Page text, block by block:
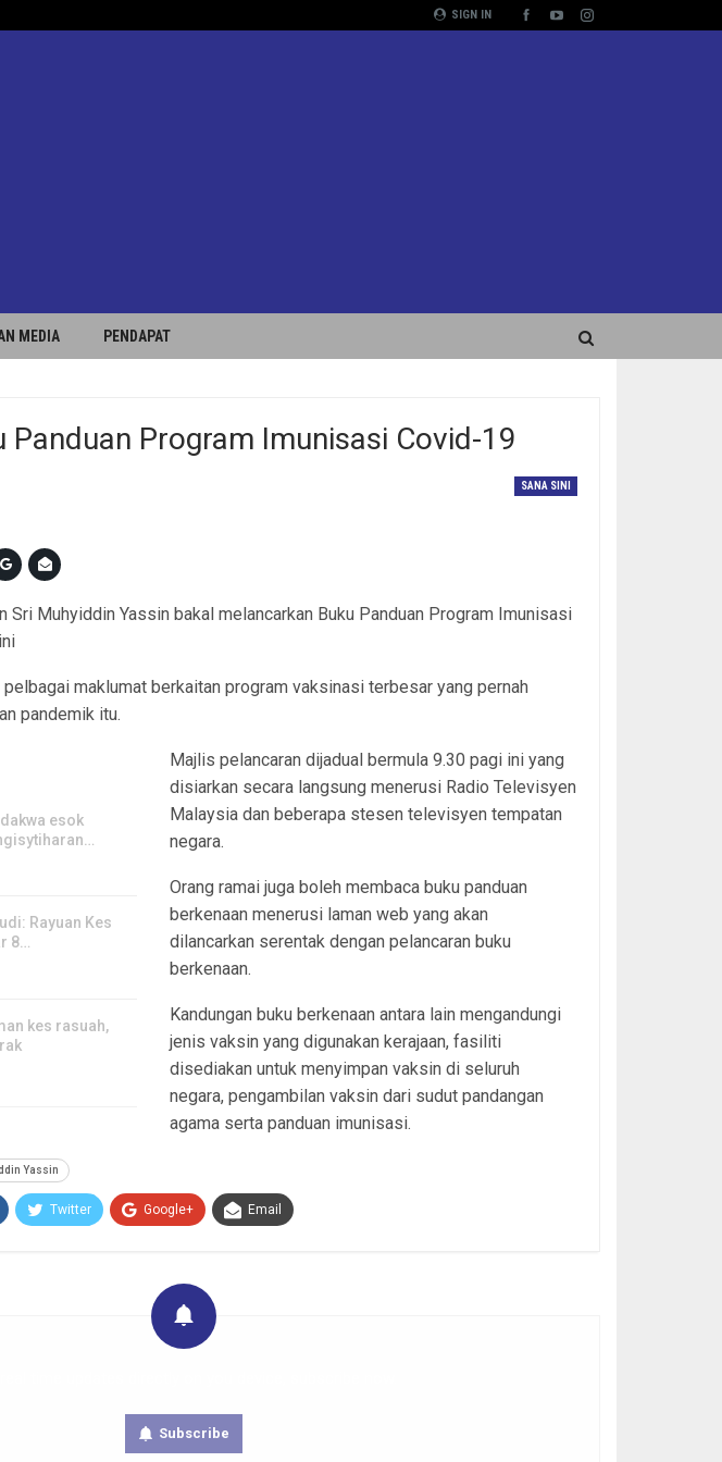
SIGN IN
MEDIA PENDAPAT
Panduan Program Imunisasi Covid-19
SANA SINI
Sri Muhyiddin Yassin bakal melancarkan Buku Panduan Program Imunisasi
maklumat berkaitan program vaksinasi terbesar yang pernah
pandemik itu.
esok
Rayuan Kes
8…
kes rasuah,
Majlis pelancaran dijadual bermula 9.30 pagi ini yang
disiarkan secara langsung menerusi Radio Televisyen
Malaysia dan beberapa stesen televisyen tempatan
negara.
Orang ramai juga boleh membaca buku panduan
berkenaan menerusi laman web yang akan
dilancarkan serentak dengan pelancaran buku
berkenaan.
Kandungan buku berkenaan antara lain mengandungi
jenis vaksin yang digunakan kerajaan, fasiliti
disediakan untuk menyimpan vaksin di seluruh
negara, pengambilan vaksin dari sudut pandangan
agama serta panduan imunisasi.
Yassin
Twitter Google+ Email
Subscribe